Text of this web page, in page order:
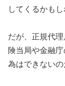
してくるかもし
だが、正規代
険当局や金融
為はできないの